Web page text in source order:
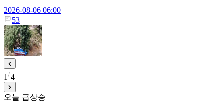
2026-08-06 06:00
53
1 4
오늘 급상승